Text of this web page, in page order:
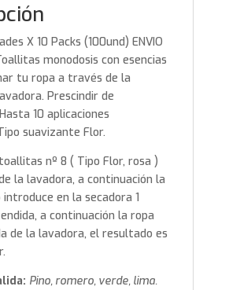
X 10 Packs (100und) ENVIO
monodosis con esencias
tu ropa a través de la
Prescindir de
10 aplicaciones
suavizante Flor.
nº 8 ( Tipo Flor, rosa )
la lavadora, a continuación la
introduce en la secadora 1
a continuación la ropa
de la lavadora, el resultado es
Pino, romero, verde, lima.